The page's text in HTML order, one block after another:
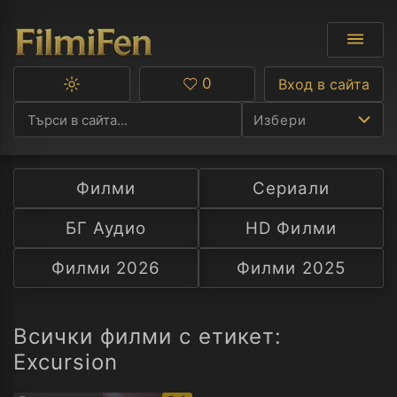
Избери
Ф
С
А
Превключване
тъмна
тема
Любими
0 Вход в сайта
Филми
Сериали
БГ Аудио
HD Филми
Филми 2026
Филми 2025
Всички филми с етикет:
Excursion